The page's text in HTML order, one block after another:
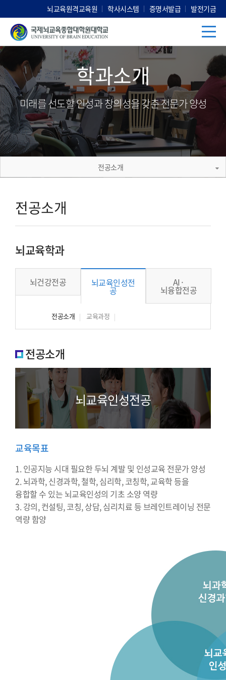
뇌교육원격교육원 학사시스템 증명서발급 발전기금
학과소개
미래를 선도할 인성과 창의성을 갖춘 전문가 양성
전공소개
전공소개
뇌교육학과
뇌건강전공 뇌교육인성전
공
AI·
뇌융합전공
전공소개 교육과정
전공소개
뇌교육인성전공
교육목표
1. 인공지능 시대 필요한 두뇌 계발 및 인성교육 전문가 양성
2. 뇌과학, 신경과학, 철학, 심리학, 코칭학, 교육학 등을
융합할 수 있는 뇌교육인성의 기초 소양 역량
3. 강의, 컨설팅, 코칭, 상담, 심리치료 등 브레인트레이닝 전문
역량 함양